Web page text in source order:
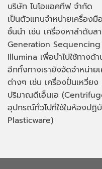
บริษัท ไบโอแอคทีฟ จำกัด
เป็นตัวแทนจำหน่ายเครื่อง
ชั้นนำ เช่น เครื่องหาลำดับ
Generation Sequencing
Illumina เพื่อนำไปใช้ทางด้า
อีกทั้งทางเรายังจัดจำหน่า
ต่างๆ เช่น เครื่องปั่นเหวี่ย
ปริมาณดีเอ็นเอ
อุปกรณ์ทั่วไปที่ใช้ในห้องปฏิ
Plasticware)